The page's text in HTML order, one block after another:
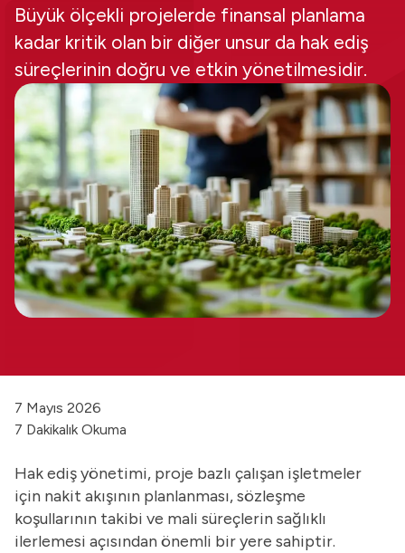
Büyük ölçekli projelerde finansal planlama
kadar kritik olan bir diğer unsur da hak ediş
süreçlerinin doğru ve etkin yönetilmesidir.
7 Mayıs 2026
7 Dakikalık Okuma
Hak ediş yönetimi, proje bazlı çalışan işletmeler
için nakit akışının planlanması, sözleşme
koşullarının takibi ve mali süreçlerin sağlıklı
ilerlemesi açısından önemli bir yere sahiptir.